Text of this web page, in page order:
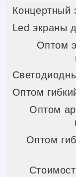
Концертный
Led экраны
Оптом
Оптом
Оптом
Оптом